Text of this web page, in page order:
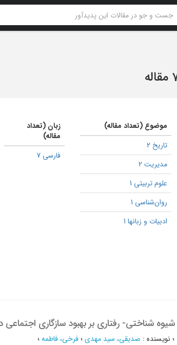
موضوع (تعداد مقاله)
تاریخ 2
مدیریت 2
علوم تربیتی 1
روان‌شناسی 1
ادبیات و زبانها 1
زبان (تعداد
مقاله)
فارسی 7
شناختی- رفتاری بر بهبود سازگاری اجتماعی
؛ نویسنده : صدیقی، سید مهدی؛فرخی، فاطمه؛